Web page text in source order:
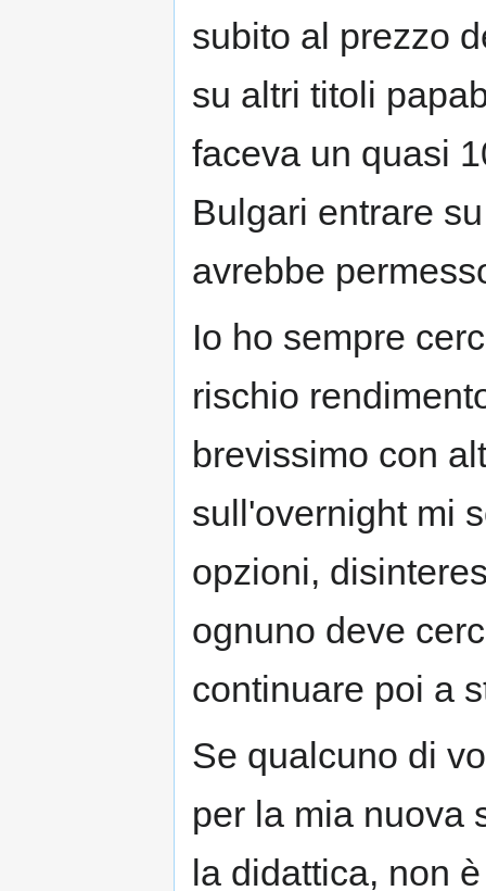
subito al prezzo
su altri titoli
faceva un quasi
Bulgari entrare
avrebbe
Io ho sempre
rischio
brevissimo con
sull'overnight mi
opzioni,
ognuno deve
continuare poi a
Se qualcuno di
per la mia nuova
la didattica, non